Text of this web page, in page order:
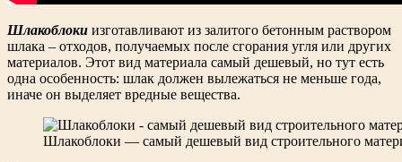
Шлакоблоки изготавливают из залитого бетонным раствором
шлака – отходов, получаемых после сгорания угля или других
материалов. Этот вид материала самый дешевый, но тут есть
одна особенность: шлак должен вылежаться не меньше года,
иначе он выделяет вредные вещества.
Шлакоблоки — самый дешевый вид строительного